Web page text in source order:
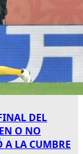
DEL
O NO
A LA CUMBRE